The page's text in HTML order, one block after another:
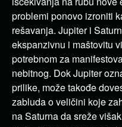
problemi ponovo izroniti
rešavanja. Jupiter i
ekspanzivnu i maštovitu
potrebnom za
nebitnog. Dok Jupiter
prilike, može takođe
zabluda o veličini koje
na Saturna da sreže